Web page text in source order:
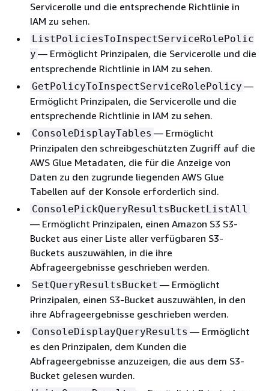
Servicerolle und die entsprechende Richtlinie in
IAM zu sehen.
ListPoliciesToInspectServiceRolePolic
y — Ermöglicht Prinzipalen, die Servicerolle und die
entsprechende Richtlinie in IAM zu sehen.
GetPolicyToInspectServiceRolePolicy —
Ermöglicht Prinzipalen, die Servicerolle und die
entsprechende Richtlinie in IAM zu sehen.
ConsoleDisplayTables — Ermöglicht
Prinzipalen den schreibgeschützten Zugriff auf die
AWS Glue Metadaten, die für die Anzeige von
Daten zu den zugrunde liegenden AWS Glue
Tabellen auf der Konsole erforderlich sind.
ConsolePickQueryResultsBucketListAll
— Ermöglicht Prinzipalen, einen Amazon S3 S3-
Bucket aus einer Liste aller verfügbaren S3-
Buckets auszuwählen, in die ihre
Abfrageergebnisse geschrieben werden.
SetQueryResultsBucket — Ermöglicht
Prinzipalen, einen S3-Bucket auszuwählen, in den
ihre Abfrageergebnisse geschrieben werden.
ConsoleDisplayQueryResults — Ermöglicht
es den Prinzipalen, dem Kunden die
Abfrageergebnisse anzuzeigen, die aus dem S3-
Bucket gelesen wurden.